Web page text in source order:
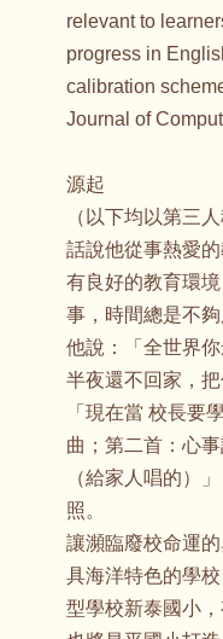
relevant to
progress in
calibration
Journal of
源起
（以下均以第三
話說他從事熱愛
有良好的教育環
事，時間總是不
他說：「全世界
半夜還不回家，
「現在當 校長要
曲；第二首：心
（給家人唱的）
照。
讓瀕臨廢校命運
具海洋特色的學
型學校新泰國小